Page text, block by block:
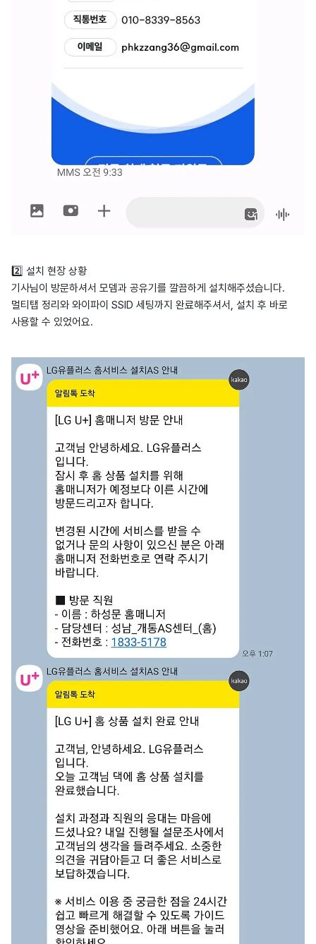
2️⃣ 설치 현장 상황
기사님이 방문하셔서 모뎀과 공유기를 깔끔하게 설치해주셨습니다.
멀티탭 정리와 와이파이 SSID 세팅까지 완료해주셔서, 설치 후 바로
사용할 수 있었어요.